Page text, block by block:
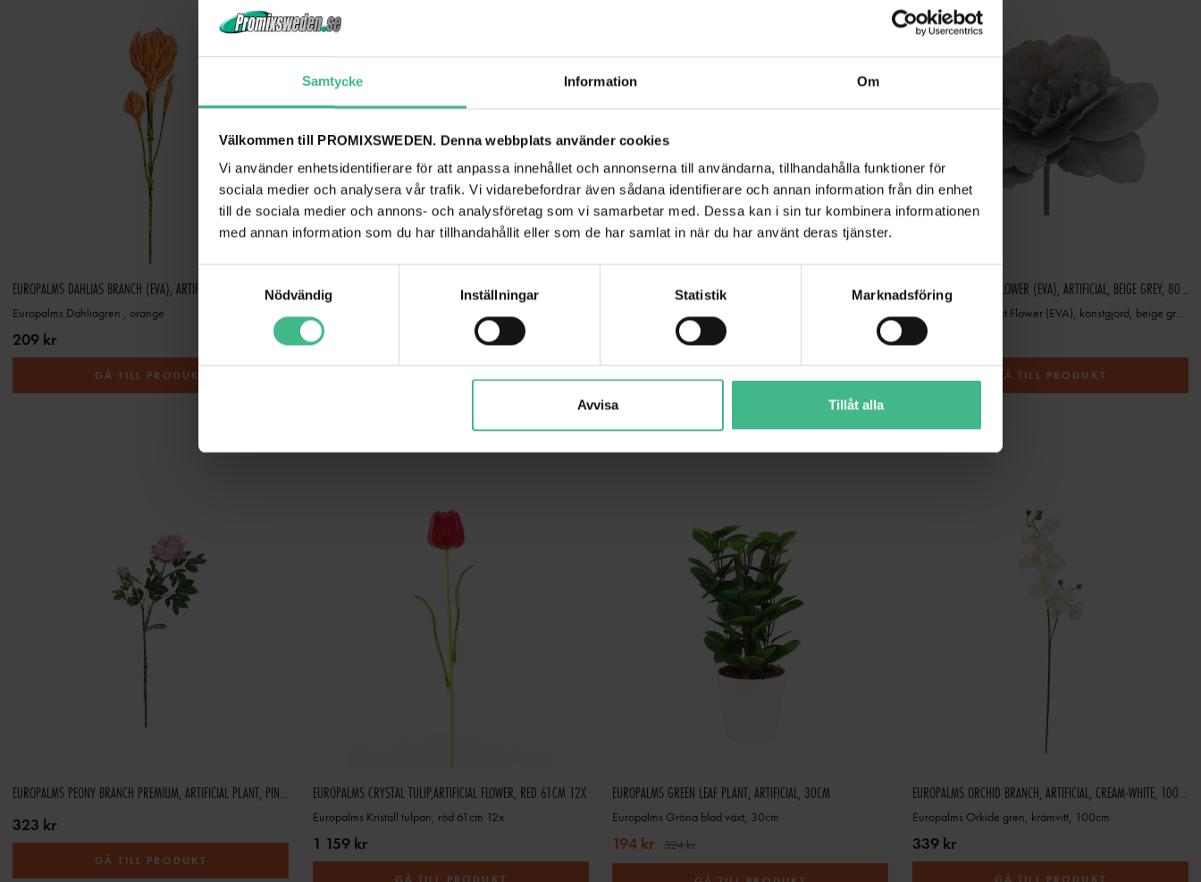
Samtycke Information Om
Välkommen till PROMIXSWEDEN. Denna webbplats använder cookies
Vi använder enhetsidentifierare för att anpassa innehållet och annonserna till användarna, tillhandahålla funktioner för
sociala medier och analysera vår trafik. Vi vidarebefordrar även sådana identifierare och annan information från din enhet
till de sociala medier och annons- och analysföretag som vi samarbetar med. Dessa kan i sin tur kombinera informationen
med annan information som du har tillhandahållit eller som de har samlat in när du har använt deras tjänster.
y
s
Nödvändig Inställningar Statistik Marknadsföring
Avvisa Tillåt alla
EUROPALMS DAHLIAS BRANCH (EVA), ARTIFICIAL, ORANGE
Europalms Dahliagren , orange
209 kr
GÅ TILL PRODUKT
209 kr
GÅ TILL PRODUKT
EUROPALMS DAHLIA (EVA), ARTIFICIAL PLANT, ORANGE, 100CM
EUROPALMS GIANT FLOWER (EVA), ARTIFICIAL, BEIGE GREY, 80CM
EUROPALMS Giant Flower (EVA), konstgjord, beige grå, 80 cm
654 kr
GÅ TILL PRODUKT
ANDRA KUNDER KÖPTE OCKSÅ
EUROPALMS PEONY BRANCH PREMIUM, ARTIFICIAL PLANT, PINK, 100CM
323 kr
GÅ TILL PRODUKT
EUROPALMS CRYSTAL TULIP,ARTIFICIAL FLOWER, RED 61CM 12X
Europalms Kristall tulpan, röd 61cm 12x
1 159 kr
EUROPALMS GREEN LEAF PLANT, ARTIFICIAL, 30CM
Europalms Gröna blad växt, 30cm
194 kr 324 kr
EUROPALMS ORCHID BRANCH, ARTIFICIAL, CREAM-WHITE, 100CM
Europalms Orkide gren, krämvitt, 100cm
339 kr